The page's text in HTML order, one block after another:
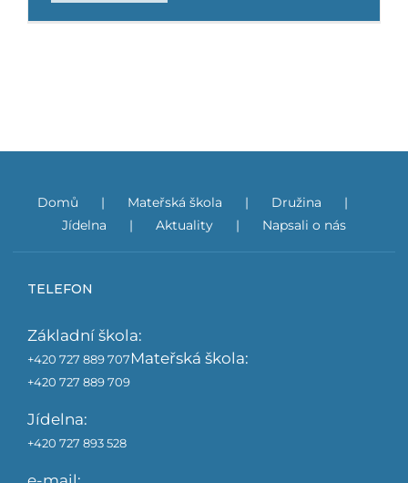
Domů Mateřská škola
Družina
Jídelna
Aktuality Napsali o nás
TELEFON
Základní škola:
+420 727 889 707Mateřská škola:
+420 727 889 709
Jídelna:
+420 727 893 528